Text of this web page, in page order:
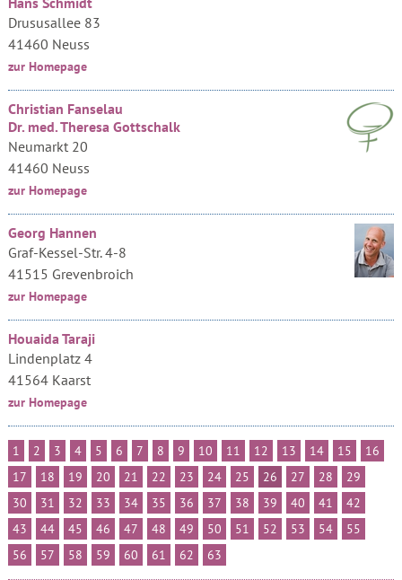
Drususallee 83
41460 Neuss
zur Homepage
Christian Fanselau
Dr. med. Theresa Gottschalk
Neumarkt 20
41460 Neuss
zur Homepage
Georg Hannen
Graf-Kessel-Str. 4-8
41515 Grevenbroich
zur Homepage
Houaida Taraji
Lindenplatz 4
41564 Kaarst
zur Homepage
1 2 3 4 5 6 7 8 9 10 11 12 13 14 15
16
17
18 19 20 21 22 23 24 25 26 27 28
29
30
31 32 33 34 35 36 37 38 39 40 41
42
43
44 45 46 47 48 49 50 51 52 53 54
55
56
57 58 59 60 61 62 63